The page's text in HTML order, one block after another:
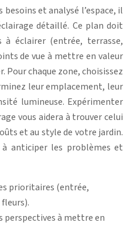
besoins et analysé l’espace, il
détaillé. Ce plan doit
à éclairer (entrée, terrasse,
de vue à mettre en valeur
Pour chaque zone, choisissez
leur emplacement, leur
lumineuse. Expérimenter
vous aidera à trouver celui
et au style de votre jardin.
anticiper les problèmes et
prioritaires (entrée,
perspectives à mettre en